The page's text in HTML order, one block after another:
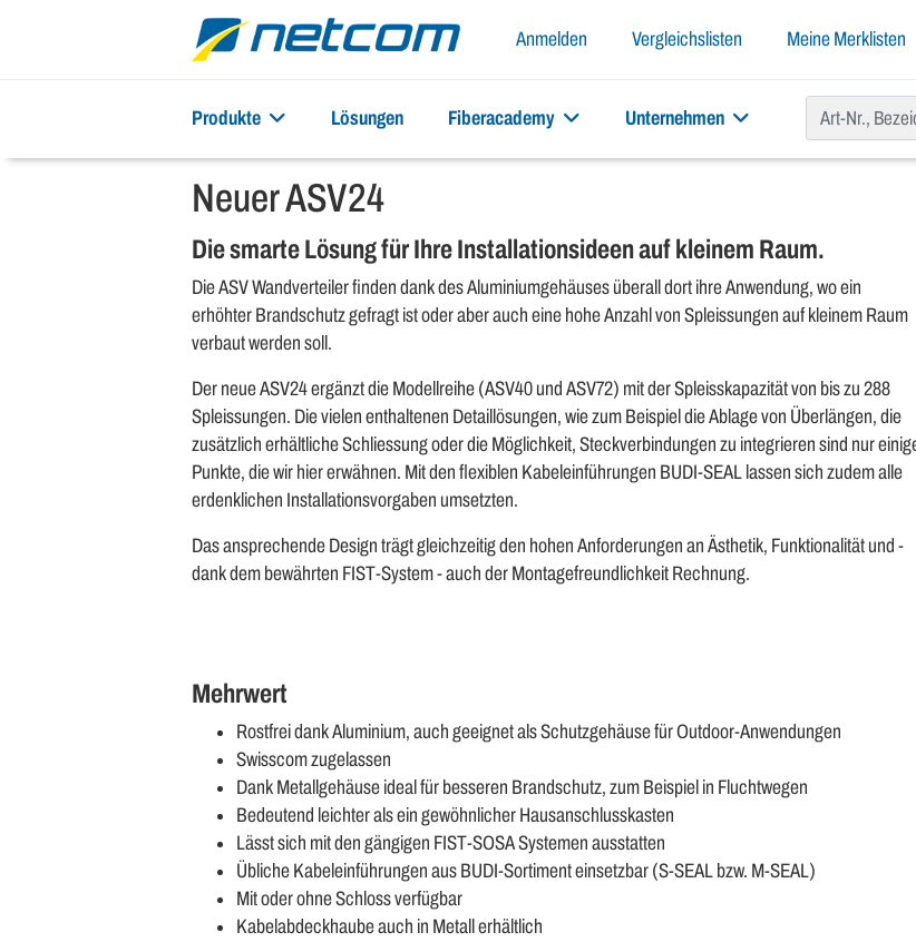
Anmelden Vergleichslisten Meine Merklisten
Produkte Lösungen Fiberacademy Unternehmen
Neuer ASV24
Die smarte Lösung für Ihre Installationsideen auf kleinem Raum.
Die ASV Wandverteiler finden dank des Aluminiumgehäuses überall dort ihre Anwendung, wo ein
erhöhter Brandschutz gefragt ist oder aber auch eine hohe Anzahl von Spleissungen auf kleinem Raum
verbaut werden soll.
Der neue ASV24 ergänzt die Modellreihe (ASV40 und ASV72) mit der Spleisskapazität von bis zu 288
Spleissungen. Die vielen enthaltenen Detaillösungen, wie zum Beispiel die Ablage von Überlängen, die
zusätzlich erhältliche Schliessung oder die Möglichkeit, Steckverbindungen zu integrieren sind nur
Punkte, die wir hier erwähnen. Mit den flexiblen Kabeleinführungen BUDI-SEAL lassen sich zudem alle
erdenklichen Installationsvorgaben umsetzten.
Das ansprechende Design trägt gleichzeitig den hohen Anforderungen an Ästhetik, Funktionalität und -
dank dem bewährten FIST-System - auch der Montagefreundlichkeit Rechnung.
Mehrwert
Rostfrei dank Aluminium, auch geeignet als Schutzgehäuse für Outdoor-Anwendungen
Swisscom zugelassen
Dank Metallgehäuse ideal für besseren Brandschutz, zum Beispiel in Fluchtwegen
Bedeutend leichter als ein gewöhnlicher Hausanschlusskasten
Lässt sich mit den gängigen FIST-SOSA Systemen ausstatten
Übliche Kabeleinführungen aus BUDI-Sortiment einsetzbar (S-SEAL bzw. M-SEAL)
Mit oder ohne Schloss verfügbar
Kabelabdeckhaube auch in Metall erhältlich